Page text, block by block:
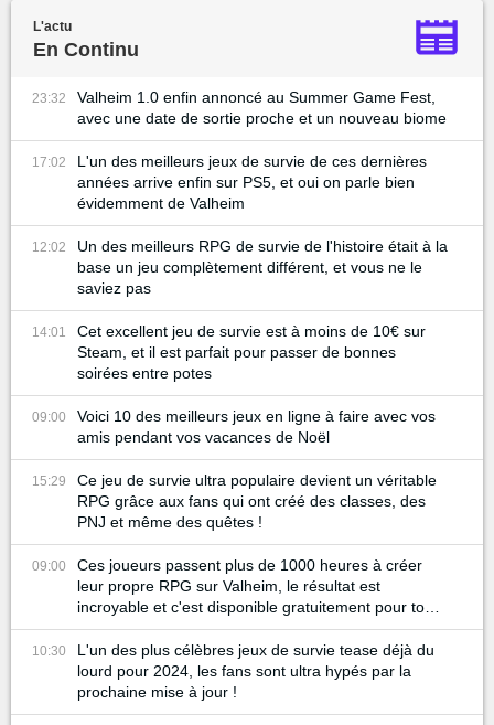
L'actu
En Continu
23:32
Valheim 1.0 enfin annoncé au Summer Game Fest,
avec une date de sortie proche et un nouveau biome
17:02
L'un des meilleurs jeux de survie de ces dernières
années arrive enfin sur PS5, et oui on parle bien
évidemment de Valheim
12:02
Un des meilleurs RPG de survie de l'histoire était à la
base un jeu complètement différent, et vous ne le
saviez pas
14:01
Cet excellent jeu de survie est à moins de 10€ sur
Steam, et il est parfait pour passer de bonnes
soirées entre potes
09:00
Voici 10 des meilleurs jeux en ligne à faire avec vos
amis pendant vos vacances de Noël
15:29
Ce jeu de survie ultra populaire devient un véritable
RPG grâce aux fans qui ont créé des classes, des
PNJ et même des quêtes !
09:00
Ces joueurs passent plus de 1000 heures à créer
leur propre RPG sur Valheim, le résultat est
incroyable et c'est disponible gratuitement pour tout
le monde !
10:30
L'un des plus célèbres jeux de survie tease déjà du
lourd pour 2024, les fans sont ultra hypés par la
prochaine mise à jour !